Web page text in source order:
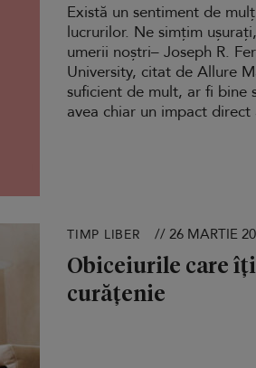
Există un sentiment de
lucrurilor. Ne simțim
umerii noștri– Joseph R.
University, citat de Allure
suficient de mult, ar fi bine
avea chiar un impact
TIMP LIBER // 26 MARTIE
Obiceiurile care
curățenie